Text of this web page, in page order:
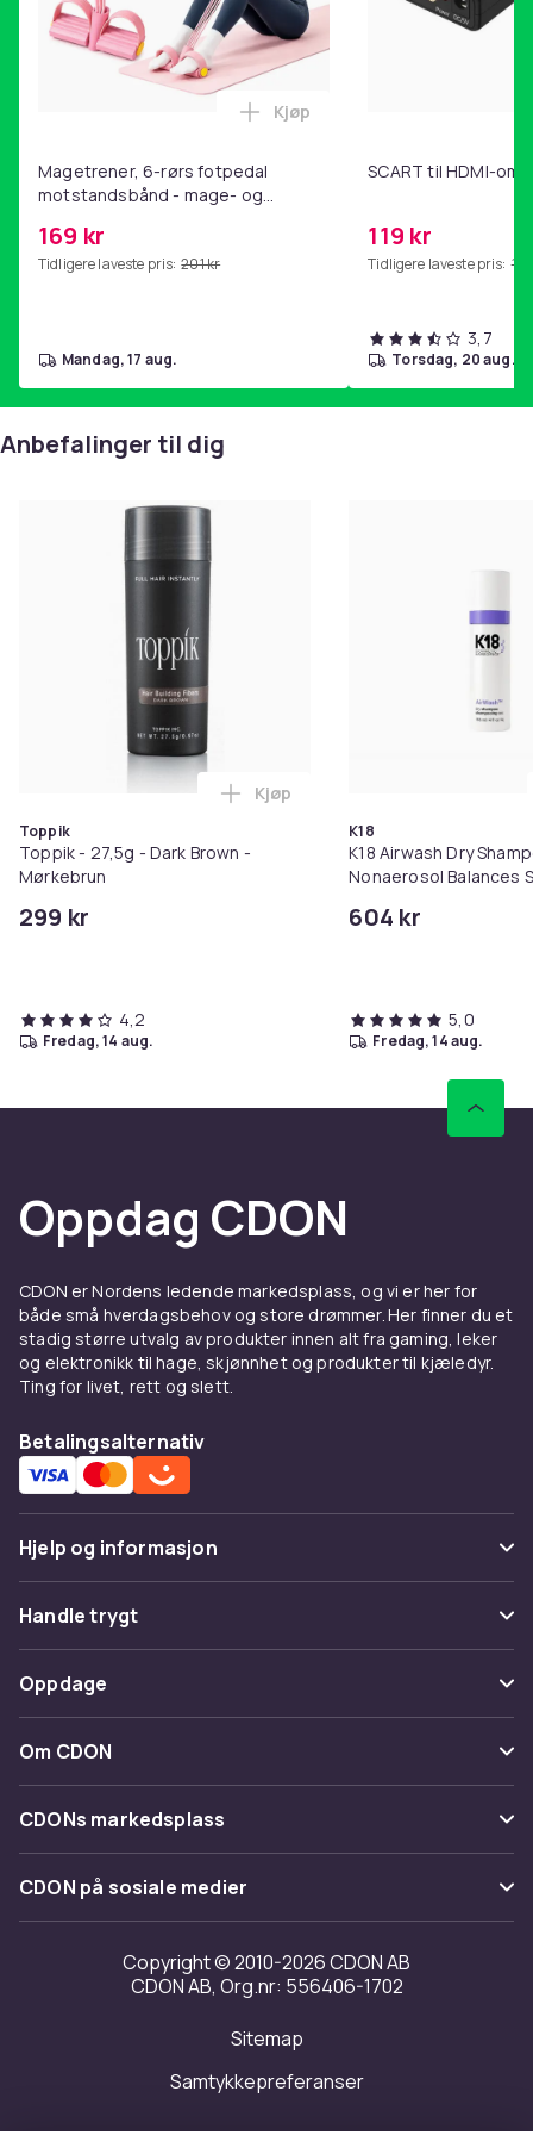
Produktsikkerhetsinformasjon
Magetrener, 6-rørs fotpedal
motstandsbånd - mage- og
hjemmegymnastikk Pink
169 kr
Tidligere laveste pris: 201 kr
Legg Magetrener, 6-rørs
Kjøp
mandag, 17 aug.
SCART til HDMI-
119 kr
Tidligere laveste pris:
3,7
torsdag, 20 aug.
Anbefalinger til dig
Toppik
Toppik - 27,5g - Dark Brown -
Mørkebrun
299 kr
Legg Toppik - 27,5g - Dark
Kjøp
4,2
fredag, 14 aug.
K18
K18 Airwash Dry
Nonaerosol Balances
604 kr
5,0
fredag, 14 aug.
Oppdag CDON
CDON er Nordens ledende markedsplass, og vi er her for
både små hverdagsbehov og store drømmer. Her finner du et
stadig større utvalg av produkter innen alt fra gaming, leker
og elektronikk til hage, skjønnhet og produkter til kjæledyr.
Ting for livet, rett og slett.
Betalingsalternativ
Hjelp og informasjon
Vanlige spørsmål
Spor pakke
Angre & returner her
Kontakt oss
Handle trygt
Betaling
Levering
Tilbakekallinger
Oppdage
Kategorier
Varemerker
Om CDON
Om oss
Kundeanmeldelser
Jobbe på CDON
Investor relations
Tilgjengelighet
CDONs markedsplass
Merchant Help Center
CDON på sosiale medier
Copyright © 2010-2026 CDON AB
CDON AB, Org.nr: 556406-1702
Sitemap
Samtykkepreferanser